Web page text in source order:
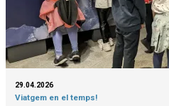
29.04.2026
Viatgem en el temps!